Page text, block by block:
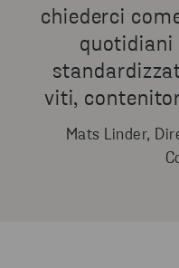
chiederci
quotidiani
viti,
Mats Linder,